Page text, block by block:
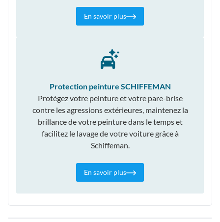
En savoir plus
Protection peinture SCHIFFEMAN
Protégez votre peinture et votre pare-brise
contre les agressions extérieures, maintenez la
brillance de votre peinture dans le temps et
facilitez le lavage de votre voiture grâce à
Schiffeman.
En savoir plus